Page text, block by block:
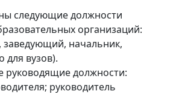
следующие должности
организаций:
заведующий, начальник,
для вузов).
должности:
руководитель